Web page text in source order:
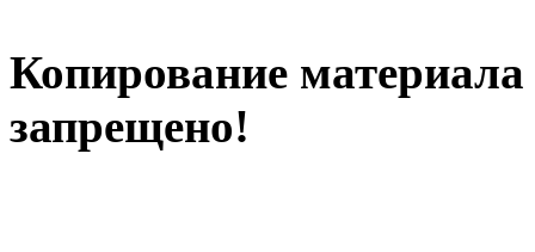
Копирование материала
запрещено!